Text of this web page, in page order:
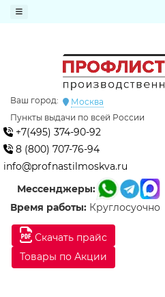
Скачать прайс
Товары по Акции
Ваш город:
Москва
Пункты выдачи по всей России
+7(495) 374-90-92
8 (800) 707-76-94
info@profnastilmoskva.ru
Мессенджеры:
Время работы: Круглосуочно